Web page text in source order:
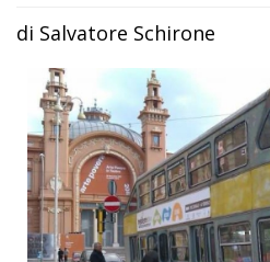
di Salvatore Schirone